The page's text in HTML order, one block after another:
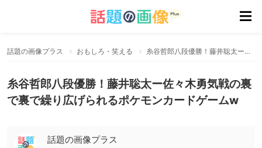
話題の画像プラス おもしろ・笑える 糸谷哲郎八段優勝！藤井聡太ー佐々木勇気戦の裏で裏で繰り広げられるポケモンカードゲームw
糸谷哲郎八段優勝！藤井聡太ー佐々木勇気戦の裏
で裏で繰り広げられるポケモンカードゲームw
話題の画像プラス